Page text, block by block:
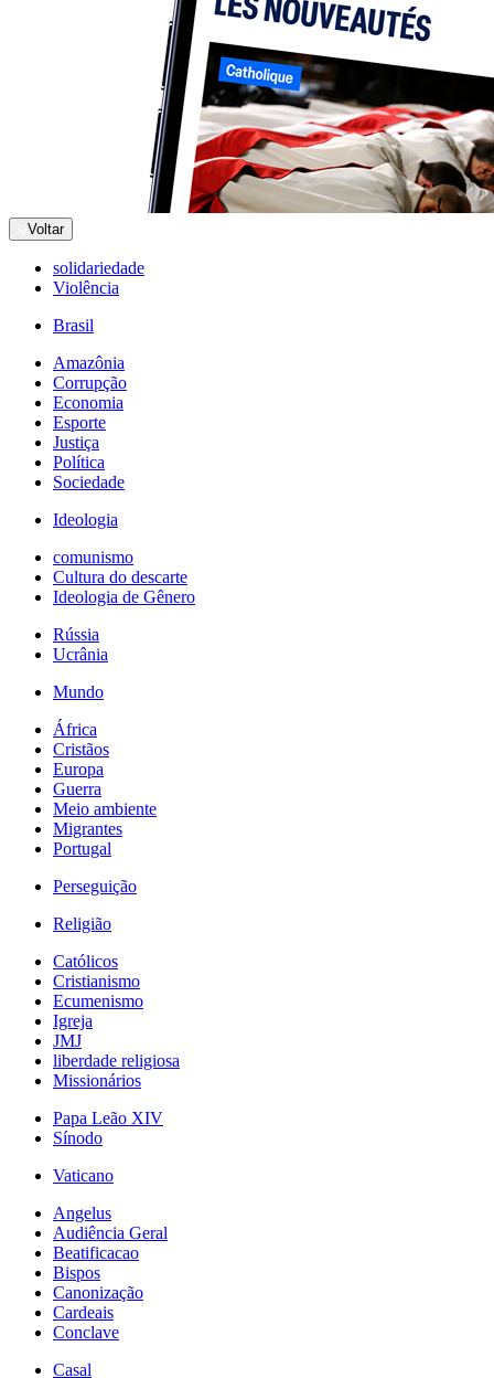
Voltar
solidariedade
Violência
Brasil
Amazônia
Corrupção
Economia
Esporte
Justiça
Política
Sociedade
Ideologia
comunismo
Cultura do descarte
Ideologia de Gênero
Rússia
Ucrânia
Mundo
África
Cristãos
Europa
Guerra
Meio ambiente
Migrantes
Portugal
Perseguição
Religião
Católicos
Cristianismo
Ecumenismo
Igreja
JMJ
liberdade religiosa
Missionários
Papa Leão XIV
Sínodo
Vaticano
Angelus
Audiência Geral
Beatificacao
Bispos
Canonização
Cardeais
Conclave
Casal